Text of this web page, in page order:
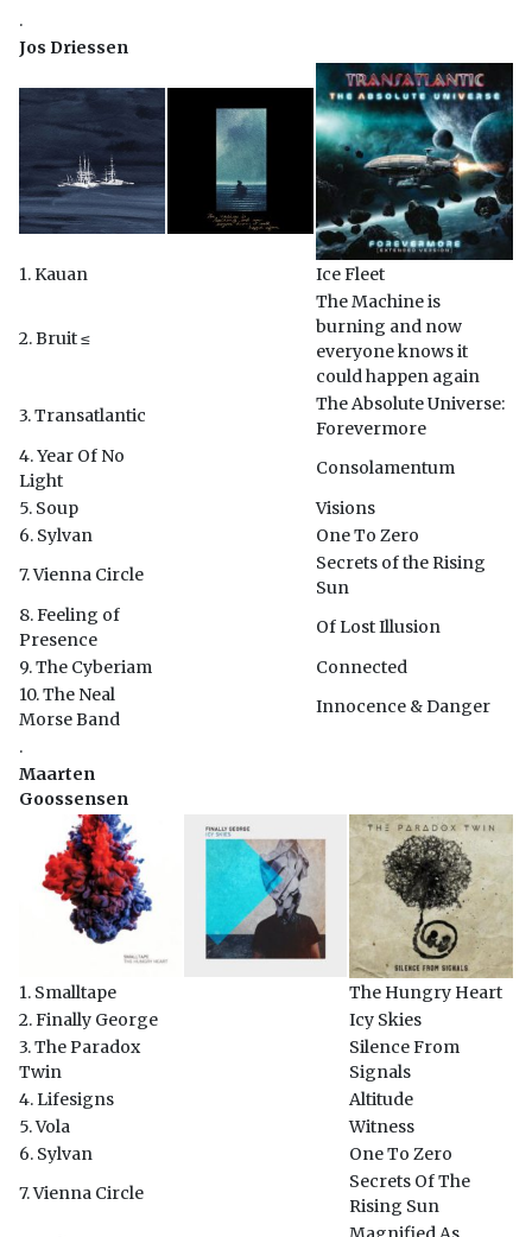
.
Jos Driessen
1. Kauan Ice Fleet
2. Bruit ≤
The Machine is
burning and now
everyone knows it
could happen again
3. Transatlantic
The Absolute Universe:
Forevermore
4. Year Of No
Light
Consolamentum
5. Soup
Visions
6. Sylvan
One To Zero
7. Vienna Circle
Secrets of the Rising
Sun
8. Feeling of
Presence
Of Lost Illusion
9. The Cyberiam
Connected
10. The Neal
Morse Band
Innocence & Danger
.
Maarten
Goossensen
1. Smalltape
The Hungry Heart
2. Finally George
Icy Skies
3. The Paradox
Twin
Silence From
Signals
4. Lifesigns
Altitude
5. Vola
Witness
6. Sylvan
One To Zero
7. Vienna Circle
Secrets Of The
Rising Sun